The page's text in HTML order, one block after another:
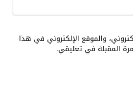
والموقع الإلكتروني في هذا
المقبلة في تعليقي.